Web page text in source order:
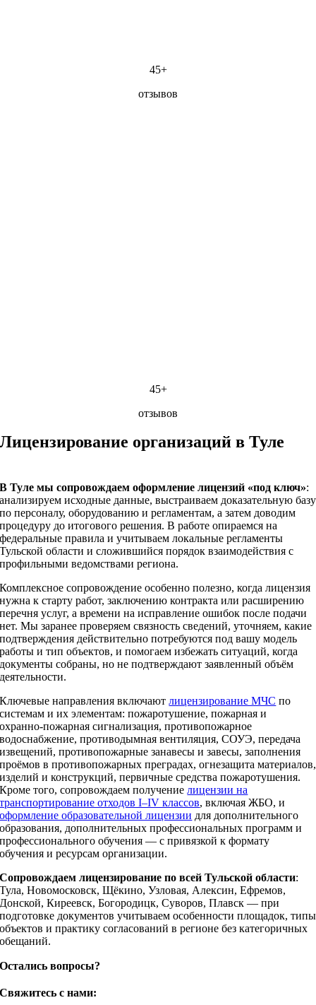
45+
отзывов
45+
отзывов
Лицензирование организаций в Туле
В Туле мы сопровождаем оформление лицензий «под ключ»:
анализируем исходные данные, выстраиваем доказательную базу
по персоналу, оборудованию и регламентам, а затем доводим
процедуру до итогового решения. В работе опираемся на
федеральные правила и учитываем локальные регламенты
Тульской области и сложившийся порядок взаимодействия с
профильными ведомствами региона.
Комплексное сопровождение особенно полезно, когда лицензия
нужна к старту работ, заключению контракта или расширению
перечня услуг, а времени на исправление ошибок после подачи
нет. Мы заранее проверяем связность сведений, уточняем, какие
подтверждения действительно потребуются под вашу модель
работы и тип объектов, и помогаем избежать ситуаций, когда
документы собраны, но не подтверждают заявленный объём
деятельности.
Ключевые направления включаютлицензирование МЧС по
системам и их элементам: пожаротушение, пожарная и
охранно‑пожарная сигнализация, противопожарное
водоснабжение, противодымная вентиляция, СОУЭ, передача
извещений, противопожарные занавесы и завесы, заполнения
проёмов в противопожарных преградах, огнезащита материалов,
изделий и конструкций, первичные средства пожаротушения.
Кроме того, сопровождаем получениелицензии на
транспортирование отходов I–IV классов, включая ЖБО, и
оформление образовательной лицензии для дополнительного
образования, дополнительных профессиональных программ и
профессионального обучения — с привязкой к формату
обучения и ресурсам организации.
Сопровождаем лицензирование по всей Тульской области:
Тула, Новомосковск, Щёкино, Узловая, Алексин, Ефремов,
Донской, Киреевск, Богородицк, Суворов, Плавск — при
подготовке документов учитываем особенности площадок, типы
объектов и практику согласований в регионе без категоричных
обещаний.
Остались вопросы?
Свяжитесь с нами: